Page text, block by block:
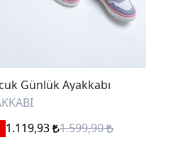
Günlük Ayakkabı
1.119,93 1.599,90